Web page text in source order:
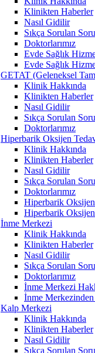
Klinikten Haberler
Nasıl Gidilir
Sıkça Sorulan
Doktorlarımız
Evde Sağlık
Evde Sağlık
GETAT (Geleneksel
Klinik Hakkında
Klinikten Haberler
Nasıl Gidilir
Sıkça Sorulan
Doktorlarımız
Hiperbarik Oksijen
Klinik Hakkında
Klinikten Haberler
Nasıl Gidilir
Sıkça Sorulan
Doktorlarımız
Hiperbarik
Hiperbarik
İnme Merkezi
Klinik Hakkında
Klinikten Haberler
Nasıl Gidilir
Sıkça Sorulan
Doktorlarımız
İnme Merkezi
İnme
Kalp Merkezi
Klinik Hakkında
Klinikten Haberler
Nasıl Gidilir
Sıkça Sorulan